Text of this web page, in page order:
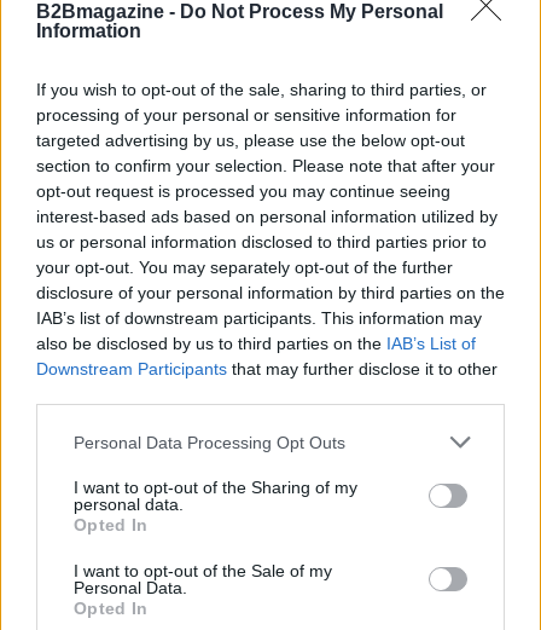
B2Bmagazine - Do Not Process My Personal
Information
If you wish to opt-out of the sale, sharing to third parties, or
processing of your personal or sensitive information for
targeted advertising by us, please use the below opt-out
section to confirm your selection. Please note that after your
opt-out request is processed you may continue seeing
interest-based ads based on personal information utilized by
us or personal information disclosed to third parties prior to
your opt-out. You may separately opt-out of the further
disclosure of your personal information by third parties on the
IAB’s list of downstream participants. This information may
also be disclosed by us to third parties on the IAB’s List of
Downstream Participants that may further disclose it to other
Please note that this website/app uses one or more Google
not limited to your visit or usage behaviour. You may click to
grant or deny consent to Google and its third-party tags to
use your data for below specified purposes in below Google
consent section.
Personal Data Processing Opt Outs
I want to opt-out of the Sharing of my
personal data.
Opted In
I want to opt-out of the Sale of my
Personal Data.
Opted In
Continua a leggere
B2B NEWS